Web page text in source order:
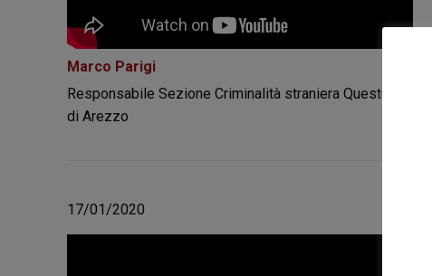
Marco Parigi
Responsabile Sezione Criminalità straniera Questura
di Arezzo
17/01/2020